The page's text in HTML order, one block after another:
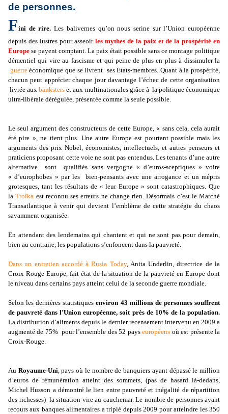
de personnes.
Fini de rire. Les balivernes qu’on nous serine sur l’Union européenne
depuis des lustres pour asseoir les mythes de la paix et de la prospérité en
Europe se payent comptant. La paix était possible sans ce montage politique
démentiel qui vire au fascisme et qui peine de plus en plus à dissimuler la
guerreéconomique que se livrent ses Etats-membres. Quant à la prospérité,
chacun peut apprécier chaque jour davantage l’échec de cette organisation
livrée auxbanksters et aux multinationales grâce à la politique économique
ultra-libérale dérégulée, présentée comme la seule possible.
Le seul argument des constructeurs de cette Europe, « sans cela, cela aurait
été pire », ne tient plus. Une autre Europe est pourtant possible mais les
arguments des prix Nobel, économistes, intellectuels, et autres penseurs et
praticiens proposant cette voie ne sont pas entendus. Les tenants d’une autre
alternative sont qualifiés sans vergogne « d’euros-sceptiques » voire
« d’europhobes » par les bien-pensants avec une arrogance et un mépris
grotesques, tant les résultats de « leur Europe » sont catastrophiques. Que
laTroïka est reconnu ses erreurs ne change rien. Désormais c’est le Marché
Transatlantique à venir qui devient l’emblème de cette stratégie du chaos
savamment organisée.
En attendant des lendemains qui chantent et qui ne sont pas pour demain,
bien au contraire, les populations s’enfoncent dans la pauvreté.
Dans un entretien accordé à Rusia Today, Anita Underlin, directrice de la
Croix Rouge Europe, fait état de la situation de la pauvreté en Europe dont
le niveau dans certains pays atteint celui de la seconde guerre mondiale.
Selon les dernières statistiquesenviron 43 millions de personnes souffrent
de pauvreté dans l’Union européenne, soit près de 10% de la population.
La distribution d’aliments depuis le dernier recensement intervenu en 2009 a
augmenté de 75% pour l’ensemble des 52 payseuropéens où est présente la
Croix-Rouge.
Au Royaume-Uni, pays où le nombre de banquiers ayant dépassé le million
d’euros de rémunération atteint des sommets, (pas de hasard là-dedans,
Michel Husson a démontré le lien entre pauvreté et inégalité de répartition
des richesses) la situation vire au cauchemar. Le nombre de personnes ayant
recours aux banques alimentaires a triplé depuis 2009 pour atteindre les 350